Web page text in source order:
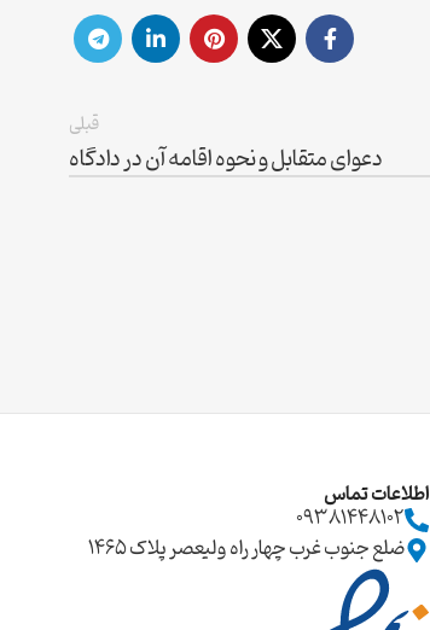
قبلی
دعوای متقابل و نحوه اقامه آن در دادگاه
اطلاعات تماس
09381448102
ضلع جنوب غرب چهار راه ولیعصر پلاک ۱۴۶۵